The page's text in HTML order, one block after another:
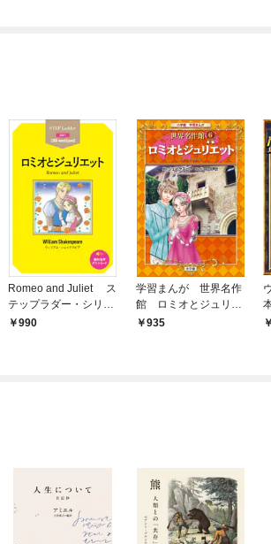
Romeo and Juliet ス
テップラダー・シリー
ズ ロミオとジュリエ
990
学習まんが 世界名作
館 ロミオとジュリエ
ット935